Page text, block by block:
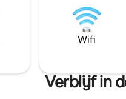
Wifi
Verblijf in